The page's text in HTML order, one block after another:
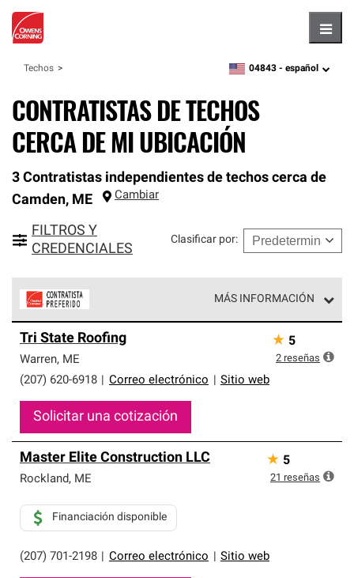
Techos zipcode,language
04843 - español
CONTRATISTAS DE TECHOS
CERCA DE MI UBICACIÓN
3 Contratistas independientes de techos cerca de
Camden, ME Cambiar
FILTROS Y
CREDENCIALES
Clasificar por:
MÁS INFORMACIÓN
parte de una red exclusiva de profesionales de techos
que cumplen con altos estándares y requisitos estrictos
de profesionalismo y confiabilidad.
Tri State Roofing
Warren, ME
(207) 620-6918
Correo electrónico Sitio web
Solicitar una cotización
★ 5
2 reseñas
Master Elite Construction LLC
Rockland, ME
(207) 701-2198 Correo electrónico Sitio web
Financiación disponible
★ 5
21 reseñas